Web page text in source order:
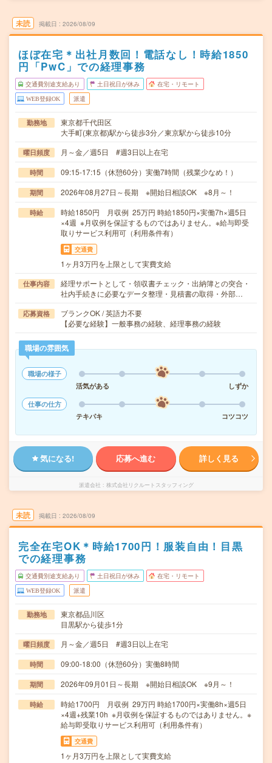
未読 掲載日 2026/08/09
ほぼ在宅＊出社月数回！電話なし！時給1850
円「PwC」での経理事務
交通費別途支給あり 土日祝日が休み 在宅・リモート
WEB登録OK 派遣
勤務地
東京都千代田区
大手町(東京都)駅から徒歩3分／東京駅から徒歩10分
曜日頻度 月～金／週5日 #週3日以上在宅
時間 09:15-17:15（休憩60分）実働7時間（残業少なめ！）
期間 2026年08月27日～長期 ※開始日相談OK ※8月～！
時給
時給1850円 月収例 25万円 時給1850円×実働7h×週5日
×4週 ※月収例を保証するものではありません。※給与即受
取りサービス利用可（利用条件有）
交通費
1ヶ月3万円を上限として実費支給
仕事内容
経理サポートとして・領収書チェック・出納簿との突合・
社内手続きに必要なデータ整理・見積書の取得・外部…
応募資格
ブランクOK / 英語力不要
【必要な経験】一般事務の経験、経理事務の経験
職場の雰囲気
職場の様子
活気がある
しずか
仕事の仕方
テキパキ
コツコツ
気になる! 応募へ進む 詳しく見る
派遣会社 株式会社リクルートスタッフィング
未読 掲載日 2026/08/09
完全在宅OK＊時給1700円！服装自由！目黒
での経理事務
交通費別途支給あり 土日祝日が休み 在宅・リモート
WEB登録OK 派遣
勤務地
東京都品川区
目黒駅から徒歩1分
曜日頻度 月～金／週5日 #週3日以上在宅
時間 09:00-18:00（休憩60分）実働8時間
期間 2026年09月01日～長期 ※開始日相談OK ※9月～！
時給
時給1700円 月収例 29万円 時給1700円×実働8h×週5日
×4週+残業10h ※月収例を保証するものではありません。※
給与即受取りサービス利用可（利用条件有）
交通費
1ヶ月3万円を上限として実費支給